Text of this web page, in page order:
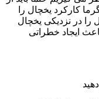
کارکرد یخچال را
را در نزدیکی یخچال
ایجاد خطراتی